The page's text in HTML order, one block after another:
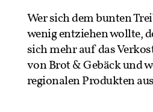
Wer sich dem bunten
wenig entziehen wollte,
sich mehr auf das
von Brot & Gebäck und
regionalen Produkten